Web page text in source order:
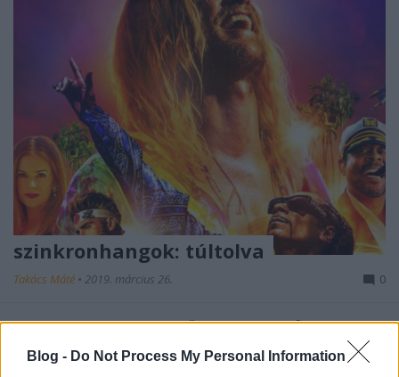
Blog - Do Not Process My Personal Information
szinkronhangok: túltolva
Takács Máté • 2019. március 26. 0
Harmony Korine is! Az erősen alternatív filmes is
beköszön a szinkronizáltság világába új filmjével,
ami öt évvel a Spring Breakers - Csajok szabadon